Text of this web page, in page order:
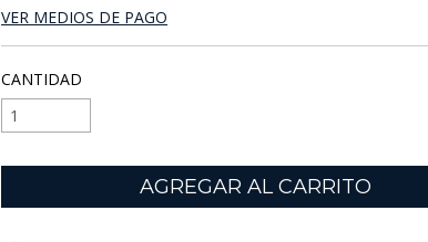
VER MEDIOS DE PAGO
CANTIDAD